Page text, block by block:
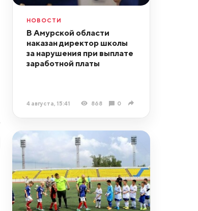
НОВОСТИ
В Амурской области
наказан директор школы
за нарушения при выплате
заработной платы
4 августа, 15:41 868 0